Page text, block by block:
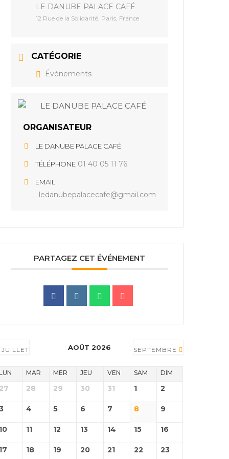
LE DANUBE PALACE CAFÉ
12 Rue de la Solidarité, Paris, France
CATÉGORIE
Événements
ORGANISATEUR
LE DANUBE PALACE CAFÉ
TÉLÉPHONE 01 40 05 11 76
EMAIL
ledanubepalacecafe@gmail.com
PARTAGEZ CET ÉVÉNEMENT
JUILLET AOÛT 2026 SEPTEMBRE
MAR MER JEU VEN SAM DIM
28 29 30 31 1 2
4 5 6 7 8 9
11 12 13 14 15 16
18 19 20 21 22 23